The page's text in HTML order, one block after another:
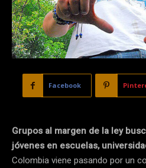
Facebook
Grupos al margen de la ley
jóvenes en escuelas,
Colombia viene pasando por un